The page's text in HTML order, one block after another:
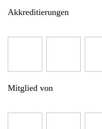
Akkreditierungen
Mitglied von